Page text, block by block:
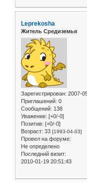
Leprekosha
Житель Средиземья
Зарегистрирован: 2007-
Приглашений: 0
Сообщений: 138
Уважение: [+0/-0]
Позитив: [+0/-0]
Возраст: 33 [1993-04-03]
Провел на форуме:
Не определено
Последний визит:
2010-01-19 20:51:43